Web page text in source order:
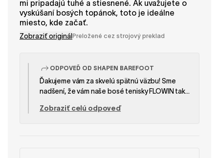
mi pripadajú tuhé a stiesnené. Ak uvažujete o
vyskúšaní bosých topánok, toto je ideálne
miesto, kde začať.
Zobraziť originál Preložené cez strojový preklad
ODPOVEĎ OD SHAPEN BAREFOOT
Ďakujeme vám za skvelú spätnú väzbu! Sme
nadšení, že vám naše bosé tenisky FLOWIN tak
papučiach, ktoré zároveň nechávajú vaše nohy
Zobraziť celú odpoveď